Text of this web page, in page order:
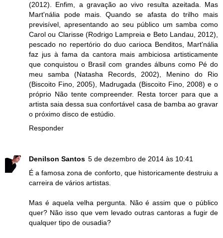
(2012). Enfim, a gravação ao vivo resulta azeitada. Mas
Mart'nália pode mais. Quando se afasta do trilho mais
previsível, apresentando ao seu público um samba como
Carol ou Clarisse (Rodrigo Lampreia e Beto Landau, 2012),
pescado no repertório do duo carioca Benditos, Mart'nália
faz jus à fama da cantora mais ambiciosa artisticamente
que conquistou o Brasil com grandes álbuns como Pé do
meu samba (Natasha Records, 2002), Menino do Rio
(Biscoito Fino, 2005), Madrugada (Biscoito Fino, 2008) e o
próprio Não tente compreender. Resta torcer para que a
artista saia dessa sua confortável casa de bamba ao gravar
o próximo disco de estúdio.
Responder
Denilson Santos 5 de dezembro de 2014 às 10:41
É a famosa zona de conforto, que historicamente destruiu a
carreira de vários artistas.
Mas é aquela velha pergunta. Não é assim que o público
quer? Não isso que vem levado outras cantoras a fugir de
qualquer tipo de ousadia?